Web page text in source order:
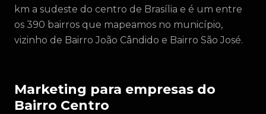
km a sudeste do centro de Brasília e é um entre
os 390 bairros que mapeamos no município,
vizinho de Bairro João Cândido e Bairro São José.
Marketing para empresas do
Bairro Centro